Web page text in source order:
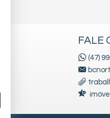
FALE
(47)